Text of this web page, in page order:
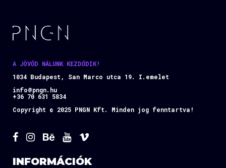
A JÖVŐD NÁLUNK KEZDŐDIK!
1034 Budapest, San Marco utca 19. I.emelet
info@pngn.hu
+36 70 631 5834
Copyright © 2025 PNGN Kft. Minden jog fenntartva!
INFORMÁCIÓK